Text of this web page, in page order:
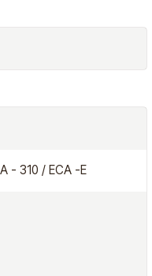
- 310 / ECA -E